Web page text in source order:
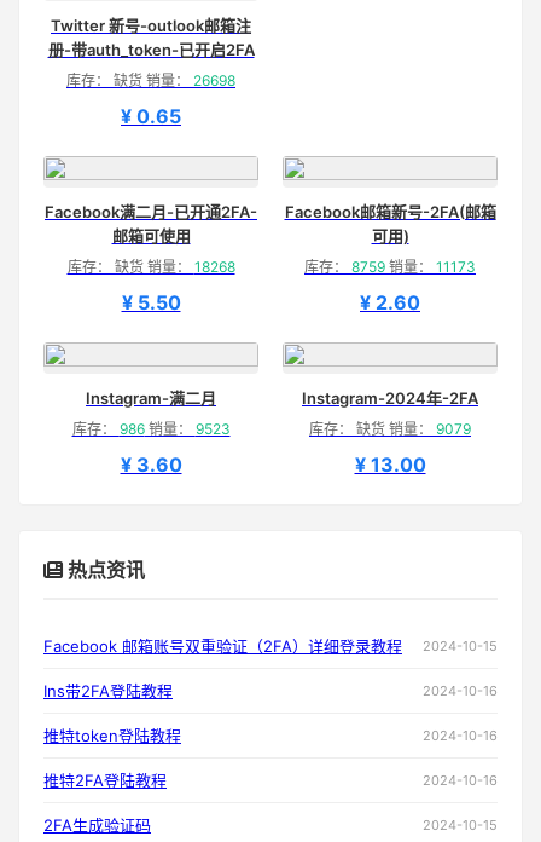
Twitter 新号-outlook邮箱注
册-带auth_token-已开启2FA
库存： 缺货 销量： 26698
¥ 0.65
Facebook满二月-已开通2FA-
邮箱可使用
库存： 缺货 销量： 18268
¥ 5.50
Facebook邮箱新号-2FA(邮箱
可用)
库存： 8759 销量： 11173
¥ 2.60
Instagram-满二月
库存： 986销量： 9523
¥ 3.60
Instagram-2024年-2FA
库存： 缺货 销量： 9079
¥ 13.00
热点资讯
Facebook 邮箱账号双重验证（2FA）详细登录教程 2024-10-15
Ins带2FA登陆教程 2024-10-16
推特token登陆教程 2024-10-16
推特2FA登陆教程 2024-10-16
2FA生成验证码 2024-10-15